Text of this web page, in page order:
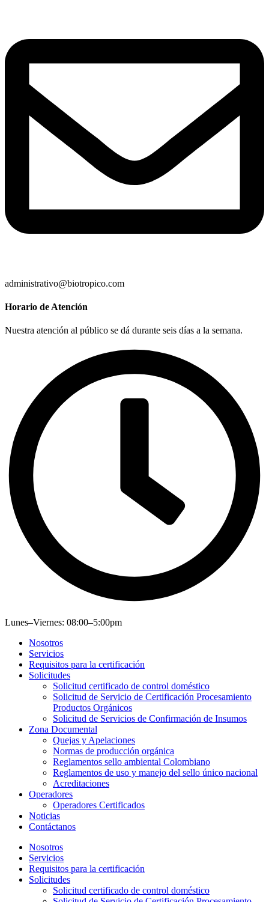
administrativo@biotropico.com
Horario de Atención
Nuestra atención al público se dá durante seis días a la semana.
Lunes–Viernes: 08:00–5:00pm
Nosotros
Servicios
Requisitos para la certificación
Solicitudes
Solicitud certificado de control doméstico
Solicitud de Servicio de Certificación Procesamiento
Productos Orgánicos
Solicitud de Servicios de Confirmación de Insumos
Zona Documental
Quejas y Apelaciones
Normas de producción orgánica
Reglamentos sello ambiental Colombiano
Reglamentos de uso y manejo del sello único nacional
Acreditaciones
Operadores
Operadores Certificados
Noticias
Contáctanos
Nosotros
Servicios
Requisitos para la certificación
Solicitudes
Solicitud certificado de control doméstico